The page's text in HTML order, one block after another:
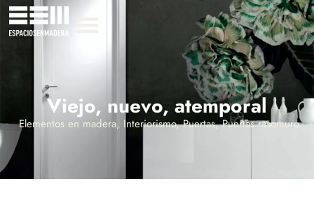
Viejo, nuevo, atemporal
Elementos en madera, Interiorismo,Puertas,Puertas rasomuro